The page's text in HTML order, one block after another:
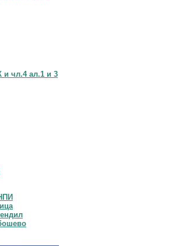
чл.4 ал.1 и 3